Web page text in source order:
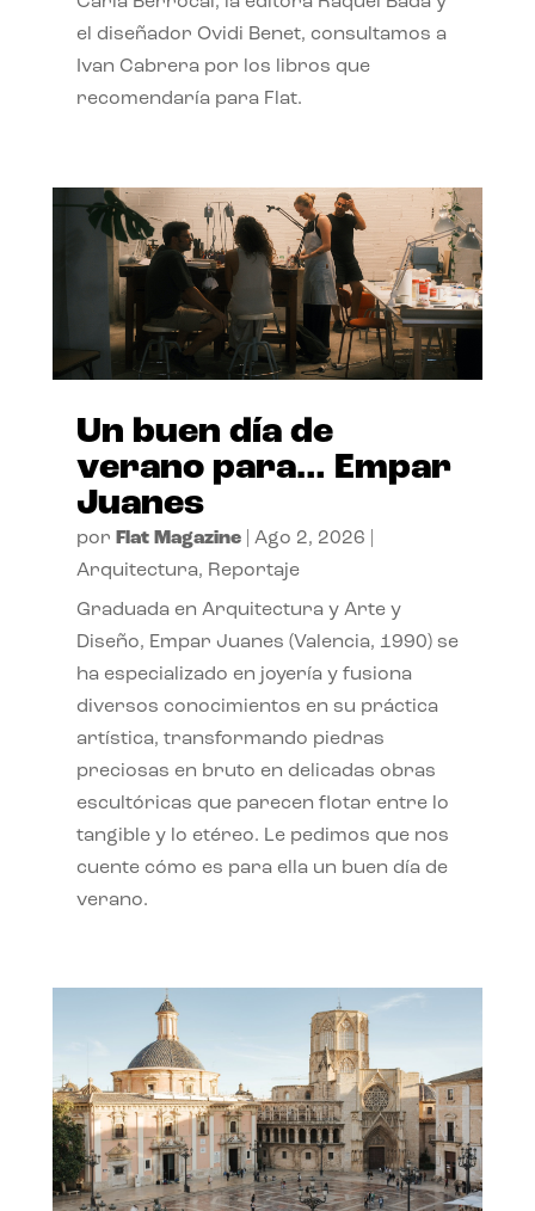
el diseñador Ovidi Benet, consultamos a
Ivan Cabrera por los libros que
recomendaría para Flat.
Un buen día de
verano para… Empar
Juanes
por Flat Magazine| Ago 2, 2026
Arquitectura, Reportaje
Graduada en Arquitectura y Arte y
Diseño, Empar Juanes (Valencia, 1990) se
ha especializado en joyería y fusiona
diversos conocimientos en su práctica
artística, transformando piedras
preciosas en bruto en delicadas obras
escultóricas que parecen flotar entre lo
tangible y lo etéreo. Le pedimos que nos
cuente cómo es para ella un buen día de
verano.